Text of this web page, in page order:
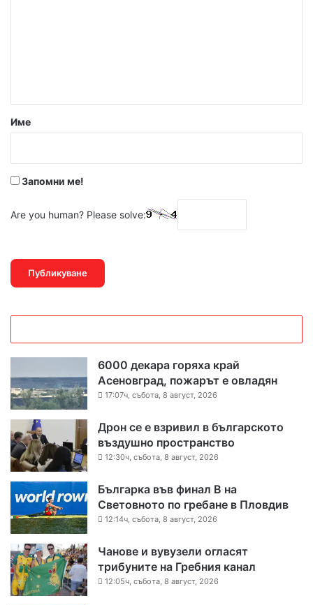
Име
Запомни ме!
Are you human? Please solve:
6000 декара горяха край
Асеновград, пожарът е овладян
17:07ч, събота, 8 август, 2026
Дрон се е взривил в българското
въздушно пространство
12:30ч, събота, 8 август, 2026
Българка във финал B на
Световното по гребане в Пловдив
12:14ч, събота, 8 август, 2026
Чанове и вувузели огласят
трибуните на Гребния канал
12:05ч, събота, 8 август, 2026